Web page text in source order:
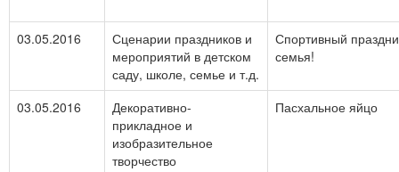
03.05.2016
Сценарии праздников и
мероприятий в детском
саду, школе, семье и т.д.
Спортивный
семья!
03.05.2016
Декоративно-
прикладное и
изобразительное
творчество
Пасхальное яйцо